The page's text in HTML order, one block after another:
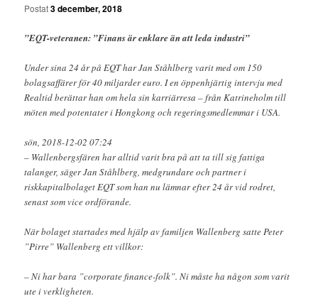
Postat3 december, 2018
”EQT-veteranen: ”Finans är enklare än att leda industri”
Under sina 24 år på EQT har Jan Ståhlberg varit med om 150
bolagsaffärer för 40 miljarder euro. I en öppenhjärtig intervju med
Realtid berättar han om hela sin karriärresa – från Katrineholm till
möten med potentater i Hongkong och regeringsmedlemmar i USA.
sön, 2018-12-02 07:24
– Wallenbergsfären har alltid varit bra på att ta till sig fattiga
talanger, säger Jan Ståhlberg, medgrundare och partner i
riskkapitalbolaget EQT som han nu lämnar efter 24 år vid rodret,
senast som vice ordförande.
När bolaget startades med hjälp av familjen Wallenberg satte Peter
”Pirre” Wallenberg ett villkor:
– Ni har bara ”corporate finance-folk”. Ni måste ha någon som varit
ute i verkligheten.